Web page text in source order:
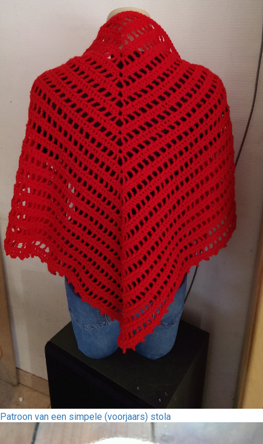
Patroon van een simpele (voorjaars) stola